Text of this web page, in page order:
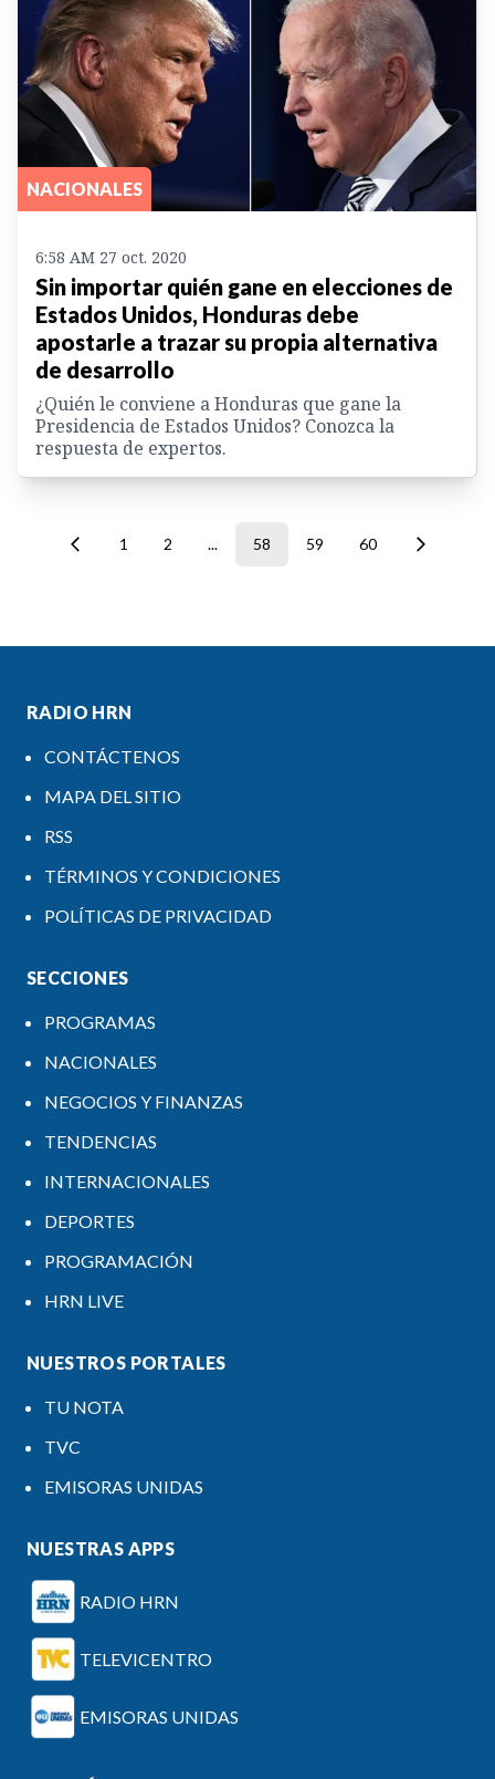
NACIONALES
6:58 AM 27 oct. 2020
Sin importar quién gane en elecciones de
Estados Unidos, Honduras debe
apostarle a trazar su propia alternativa
de desarrollo
¿Quién le conviene a Honduras que gane la
Presidencia de Estados Unidos? Conozca la
respuesta de expertos.
1 2 ... 58 59 60
RADIO HRN
CONTÁCTENOS
MAPA DEL SITIO
RSS
TÉRMINOS Y CONDICIONES
POLÍTICAS DE PRIVACIDAD
SECCIONES
PROGRAMAS
NACIONALES
NEGOCIOS Y FINANZAS
TENDENCIAS
INTERNACIONALES
DEPORTES
PROGRAMACIÓN
HRN LIVE
NUESTROS PORTALES
TU NOTA
TVC
EMISORAS UNIDAS
NUESTRAS APPS
RADIO HRN
TELEVICENTRO
EMISORAS UNIDAS